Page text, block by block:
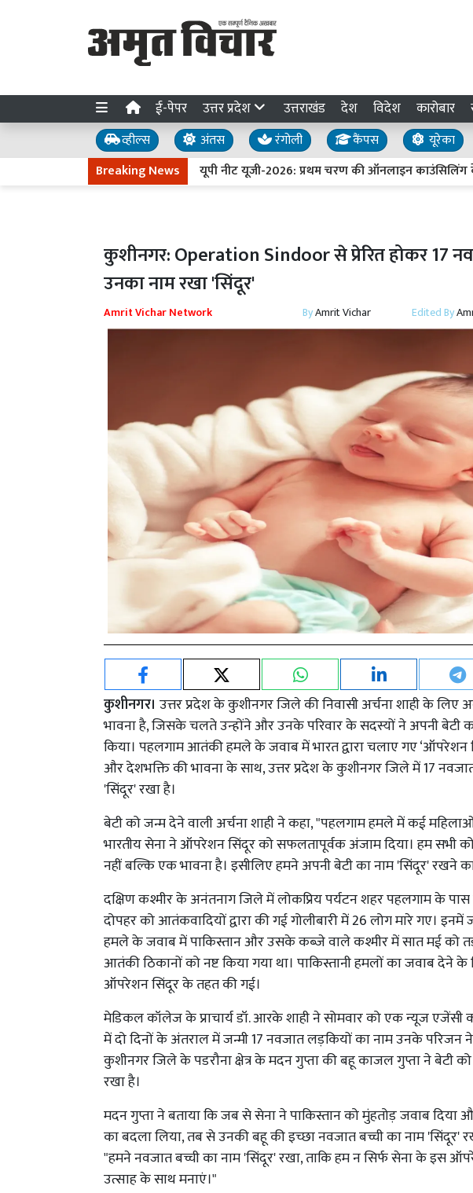
ई-पेपर उत्तर प्रदेश उत्तराखंड देश विदेश कारोबार
व्हील्स अंतस रंगोली कैंपस यूरेका
Breaking Newsयूपी नीट यूजी-2026: प्रथम चरण की ऑनलाइन काउंसिलिंग के
कुशीनगर: Operation Sindoor से प्रेरित होकर 17
उनका नाम रखा 'सिंदूर'
Amrit Vichar Network ByAmrit Vichar Edited By
कुशीनगर। उत्तर प्रदेश के कुशीनगर जिले की निवासी अर्चना शाही के
भावना है, जिसके चलते उन्होंने और उनके परिवार के सदस्यों ने अपनी बेटी
किया। पहलगाम आतंकी हमले के जवाब में भारत द्वारा चलाए गए ‘ऑपरेशन
और देशभक्ति की भावना के साथ, उत्तर प्रदेश के कुशीनगर जिले में 17
'सिंदूर' रखा है।
बेटी को जन्म देने वाली अर्चना शाही ने कहा, "पहलगाम हमले में कई
भारतीय सेना ने ऑपरेशन सिंदूर को सफलतापूर्वक अंजाम दिया। हम सभी
नहीं बल्कि एक भावना है। इसीलिए हमने अपनी बेटी का नाम 'सिंदूर' रखने
दक्षिण कश्मीर के अनंतनाग जिले में लोकप्रिय पर्यटन शहर पहलगाम के
दोपहर को आतंकवादियों द्वारा की गई गोलीबारी में 26 लोग मारे गए।
हमले के जवाब में पाकिस्तान और उसके कब्जे वाले कश्मीर में सात मई
आतंकी ठिकानों को नष्ट किया गया था। पाकिस्तानी हमलों का जवाब देने
ऑपरेशन सिंदूर के तहत की गई।
मेडिकल कॉलेज के प्राचार्य डॉ. आरके शाही ने सोमवार को एक न्यूज
में दो दिनों के अंतराल में जन्मी 17 नवजात लड़कियों का नाम उनके परिजन ने
कुशीनगर जिले के पडरौना क्षेत्र के मदन गुप्ता की बहू काजल गुप्ता ने बेटी
रखा है।
मदन गुप्ता ने बताया कि जब से सेना ने पाकिस्तान को मुंहतोड़ जवाब दिया
का बदला लिया, तब से उनकी बहू की इच्छा नवजात बच्ची का नाम 'सिंदूर'
"हमने नवजात बच्ची का नाम 'सिंदूर' रखा, ताकि हम न सिर्फ सेना के इस
उत्साह के साथ मनाएं।"